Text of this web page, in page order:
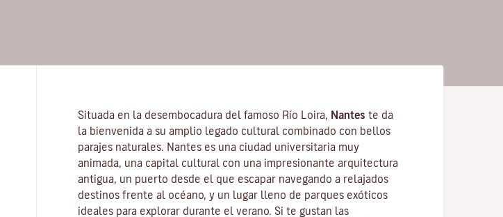
Situada en la desembocadura del famoso Río Loira Nantes te da
la bienvenida a su amplio legado cultural combinado con bellos
parajes naturales. Nantes es una ciudad universitaria muy
animada, una capital cultural con una impresionante arquitectura
antigua, un puerto desde el que escapar navegando a relajados
destinos frente al océano, y un lugar lleno de parques exóticos
ideales para explorar durante el verano. Si te gustan las